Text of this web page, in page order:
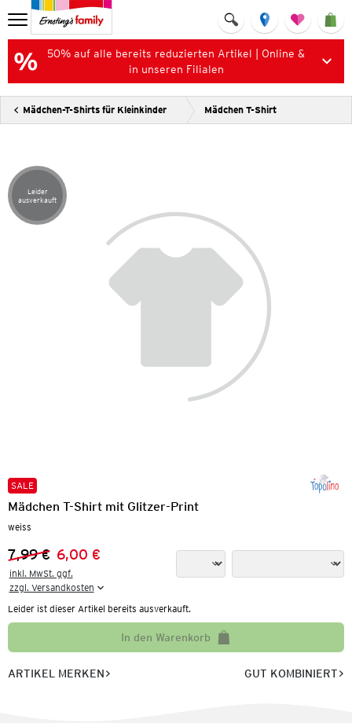
50% auf alle bereits reduzierten Artikel | Online &
in unseren Filialen
Mädchen-T-Shirts für Kleinkinder Mädchen T-Shirt
Artikel leider ausverkauft
Leider
ausverkauft
SALE
Mädchen T-Shirt mit Glitzer-Print
weiss
Vorheriger Preis:
7,99 €
Neuer Preis:
6,00 €
inkl. MwSt. ggf.
zzgl. Versandkosten
Leider ist dieser Artikel bereits ausverkauft.
In den Warenkorb
ARTIKEL MERKEN GUT KOMBINIERT